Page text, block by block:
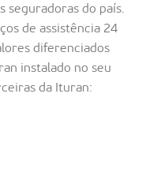
seguradoras do país.
de assistência 24
diferenciados
instalado no seu
da Ituran: